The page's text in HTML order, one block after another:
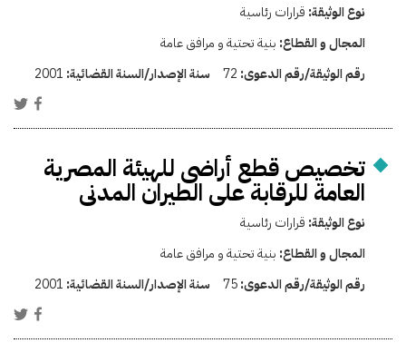
نوع الوثيقة: قرارات رئاسية
المجال و القطاع: بنية تحتية و مرافق عامة
رقم الوثيقة/رقم الدعوى: 72 سنة الإصدار/السنة القضائية: 2001
تخصيص قطع أراضى للهيئة المصرية
العامة للرقابة على الطيران المدنى
نوع الوثيقة: قرارات رئاسية
المجال و القطاع: بنية تحتية و مرافق عامة
رقم الوثيقة/رقم الدعوى:75 سنة الإصدار/السنة القضائية: 2001